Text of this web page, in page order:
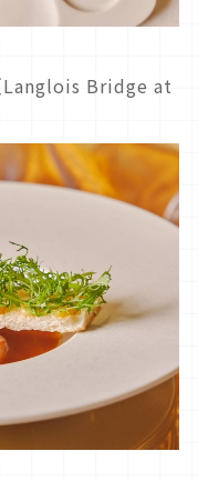
Langlois Bridge at